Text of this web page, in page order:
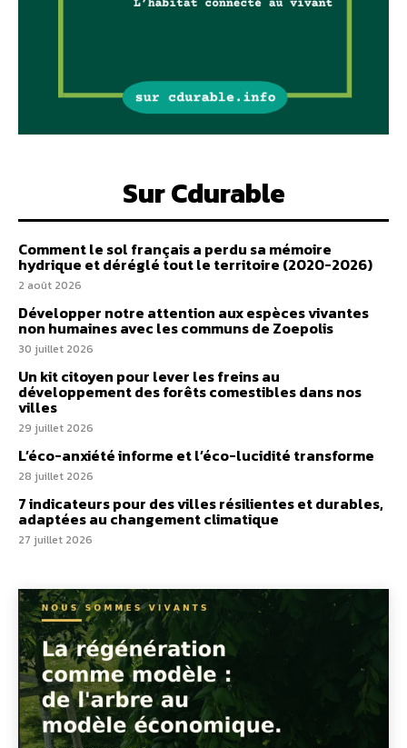
Sur Cdurable
Comment le sol français a perdu sa mémoire
hydrique et déréglé tout le territoire (2020-2026)
2 août 2026
Développer notre attention aux espèces vivantes
non humaines avec les communs de Zoepolis
30 juillet 2026
Un kit citoyen pour lever les freins au
développement des forêts comestibles dans nos
villes
29 juillet 2026
L’éco-anxiété informe et l’éco-lucidité transforme
28 juillet 2026
7 indicateurs pour des villes résilientes et durables,
adaptées au changement climatique
27 juillet 2026